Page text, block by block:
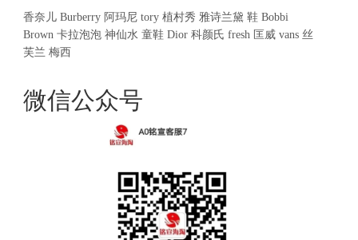
香奈儿 Burberry 阿玛尼 tory 植村秀 雅诗兰黛 鞋 Bobbi
Brown 卡拉泡泡 神仙水 童鞋 Dior 科颜氏 fresh 匡威 vans 丝
芙兰 梅西
微信公众号